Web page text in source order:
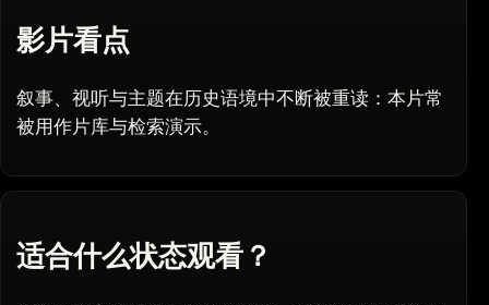
影片看点
叙事、视听与主题在历史语境中不断被重读：本片常
被用作片库与检索演示。
适合什么状态观看？